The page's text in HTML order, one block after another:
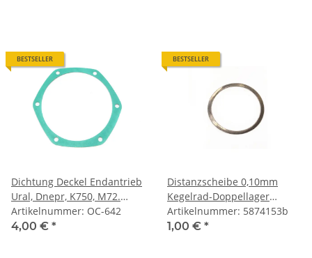
BESTSELLER
Dichtung Deckel Endantrieb
Ural, Dnepr, K750, M72.
Deutsche Herstellung
Artikelnummer: OC-642
4,00 € *
BESTSELLER
Distanzscheibe 0,10mm
Kegelrad-Doppellager
Endantrieb Ural, Dnepr,
K750, M72.
Artikelnummer: 5874153b
1,00 € *